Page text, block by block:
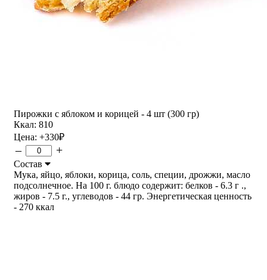
Пирожки с яблоком и корицей - 4 шт (300 гр)
Ккал: 810
Цена: +330₽
– +
Состав
Мука, яйцо, яблоки, корица, соль, специи, дрожжи, масло
подсолнечное. На 100 г. блюдо содержит: белков - 6.3 г .,
жиров - 7.5 г., углеводов - 44 гр. Энергетическая ценность
- 270 ккал